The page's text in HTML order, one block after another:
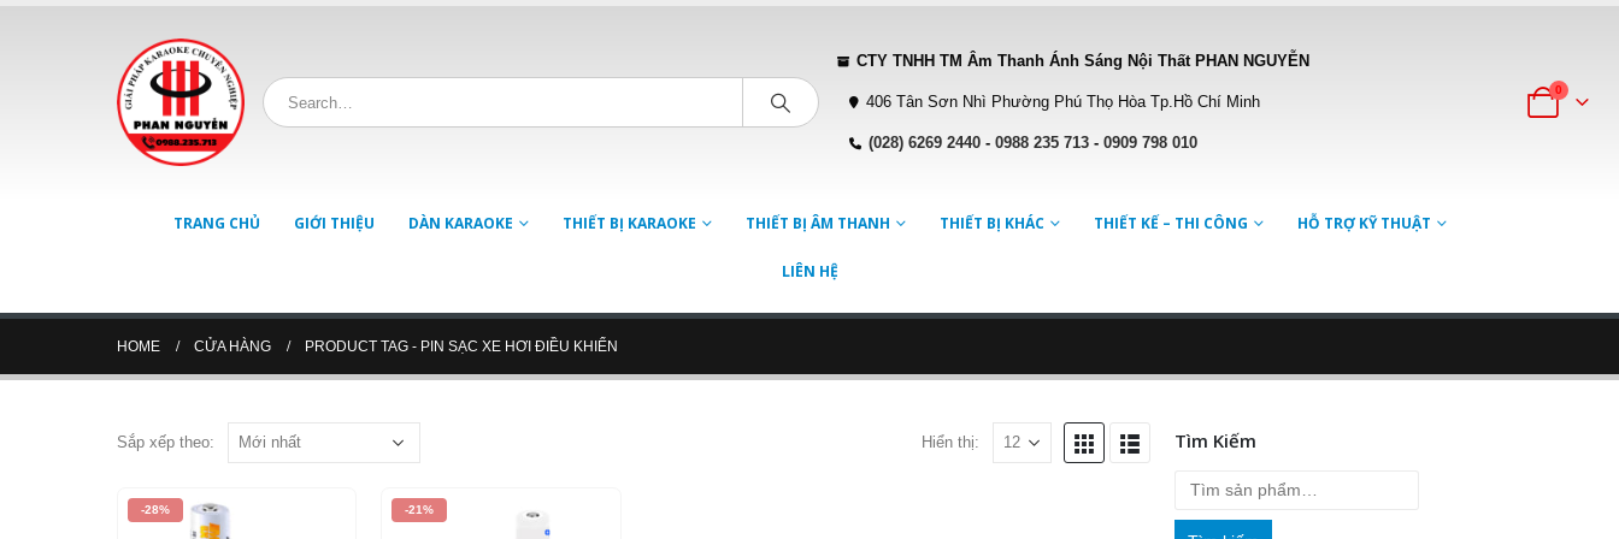
CTY TNHH TM Âm Thanh Ánh Sáng Nội Thất PHAN NGUYỄN
406 Tân Sơn Nhì Phường Phú Thọ Hòa Tp.Hồ Chí Minh
(028) 6269 2440 -0988 235 713 -0909 798 010
0
TRANG CHỦ GIỚI THIỆU DÀN KARAOKE THIẾT BỊ KARAOKE THIẾT BỊ ÂM THANH THIẾT BỊ KHÁC THIẾT KẾ – THI CÔNG HỖ TRỢ KỸ THUẬT
LIÊN HỆ
HOME CỬA HÀNG PRODUCT TAG - PIN SẠC XE HƠI ĐIỀU KHIỂN
Sắp xếp theo: Hiển thị:
-28% -21%
Tìm Kiếm